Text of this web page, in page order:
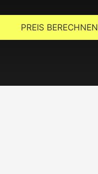
PREIS BERECHNEN